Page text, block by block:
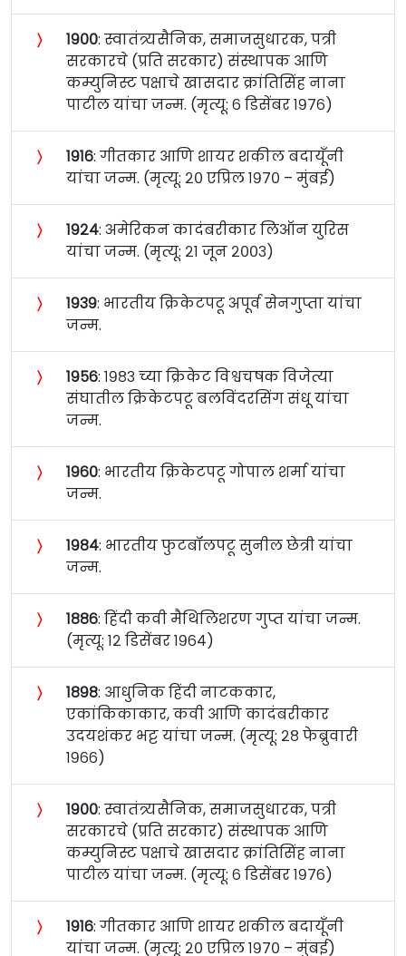
〉 १९००: स्वातंत्र्यसैनिक, समाजसुधारक, पत्री
सरकारचे (प्रति सरकार) संस्थापक आणि
कम्युनिस्ट पक्षाचे खासदार क्रांतिसिंह नाना
पाटील यांचा जन्म. (मृत्यू: ६ डिसेंबर १९७६)
〉 १९१६: गीतकार आणि शायर शकील बदायूँनी
यांचा जन्म. (मृत्यू: २० एप्रिल १९७० – मुंबई)
〉 १९२४: अमेरिकन कादंबरीकार लिऑन युरिस
यांचा जन्म. (मृत्यू: २१ जून २००३)
〉 १९३९: भारतीय क्रिकेटपटू अपूर्व सेनगुप्ता यांचा
जन्म.
〉 १९५६: १९८३ च्या क्रिकेट विश्वचषक विजेत्या
संघातील क्रिकेटपटू बलविंदरसिंग संधू यांचा
जन्म.
〉 १९६०: भारतीय क्रिकेटपटू गोपाल शर्मा यांचा
जन्म.
〉 १९८४: भारतीय फुटबॉलपटू सुनील छेत्री यांचा
जन्म.
〉 १८८६: हिंदी कवी मैथिलिशरण गुप्त यांचा जन्म.
(मृत्यू: १२ डिसेंबर १९६४)
〉 १८९८: आधुनिक हिंदी नाटककार,
एकांकिकाकार, कवी आणि कादंबरीकार
उदयशंकर भट्ट यांचा जन्म. (मृत्यू: २८ फेब्रुवारी
१९६६)
〉 १९००: स्वातंत्र्यसैनिक, समाजसुधारक, पत्री
सरकारचे (प्रति सरकार) संस्थापक आणि
कम्युनिस्ट पक्षाचे खासदार क्रांतिसिंह नाना
पाटील यांचा जन्म. (मृत्यू: ६ डिसेंबर १९७६)
〉 १९१६: गीतकार आणि शायर शकील बदायूँनी
यांचा जन्म. (मृत्यू: २० एप्रिल १९७० – मुंबई)